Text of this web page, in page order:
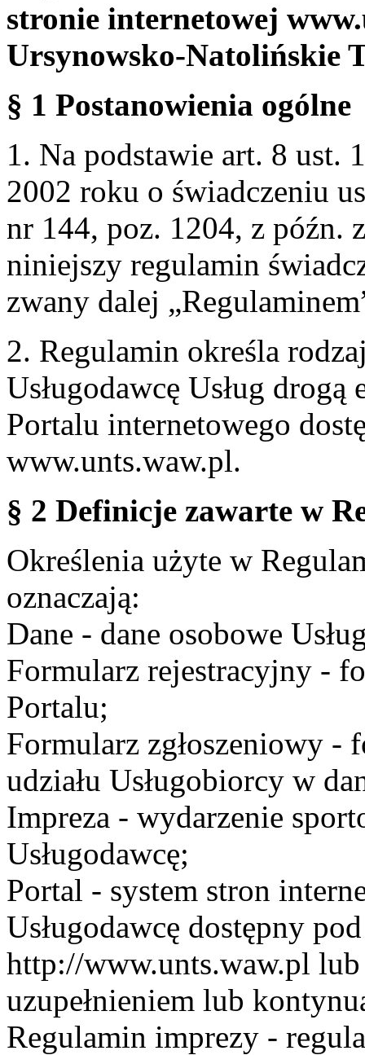
stronie internetowej
Ursynowsko-Natolińskie
§ 1 Postanowienia ogólne
1. Na podstawie art. 8 ust.
2002 roku o świadczeniu
nr 144, poz. 1204, z późn.
niniejszy regulamin
zwany dalej
2. Regulamin określa
Usługodawcę Usług
Portalu internetowego
www.unts.waw.pl.
§ 2 Definicje zawarte w
Określenia użyte w
oznaczają:
Dane - dane osobowe
Formularz rejestracyjny -
Portalu;
Formularz zgłoszeniowy -
udziału Usługobiorcy w
Impreza - wydarzenie
Usługodawcę;
Portal - system stron
Usługodawcę dostępny
http://www.unts.waw.pl lub
uzupełnieniem lub
Regulamin imprezy -